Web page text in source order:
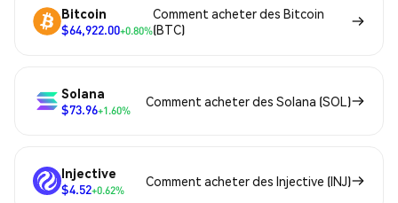
Bitcoin
$64,922.00+0.80%
Comment acheter des Bitcoin
(BTC)
Solana
$73.96+1.60%
Comment acheter des Solana (SOL)
Injective
$4.52+0.62%
Comment acheter des Injective (INJ)